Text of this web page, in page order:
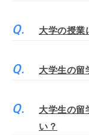
大学の授
大学生の留
大学生の留
い？